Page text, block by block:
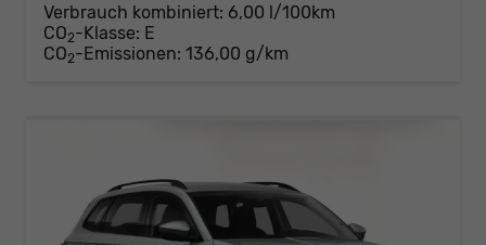
Verbrauch kombiniert: 6,00 l/100km
CO2-Klasse: E
CO2-Emissionen: 136,00 g/km